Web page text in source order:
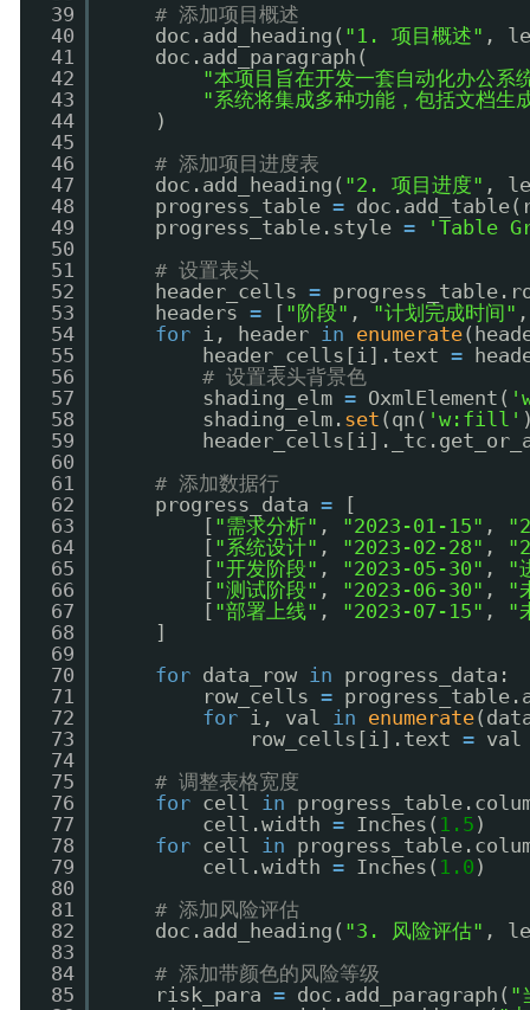
39
40
41
42
43
44
45
46
47
48
49
50
51
52
53
54
55
56
57
58
59
60
61
62
63
64
65
66
67
68
69
70
71
72
73
74
75
76
77
78
79
80
81
82
83
84
85
# 添加项目概述
doc.add_heading( "1. 项目概述" ,
doc.add_paragraph(
"本项目旨在开发一套自动化办公系
"系统将集成多种功能，包括文档生
)
# 添加项目进度表
doc.add_heading( "2. 项目进度" ,
progress_table =
progress_table.style =
'Table
# 设置表头
header_cells =
headers = "阶段" , "计划完成时间"
for i, header in enumerate
header_cells[i].text =
# 设置表头背景色
shading_elm = OxmlElement(
shading_elm. set (qn( 'w:fill'
# 添加数据行
progress_data =
"需求分析" , "2023-01-15" ,
"系统设计" , "2023-02-28" ,
"开发阶段" , "2023-05-30" , "
"测试阶段" , "2023-06-30" , "
"部署上线" , "2023-07-15" , "
for data_row in
progress_data:
row_cells =
for i, val in enumerate
row_cells[i].text = val
# 调整表格宽度
for cell in
cell.width = Inches( 1.5 )
for cell in
cell.width = Inches( 1.0 )
# 添加风险评估
doc.add_heading( "3. 风险评估" ,
# 添加带颜色的风险等级
risk_para = doc.add_paragraph( "